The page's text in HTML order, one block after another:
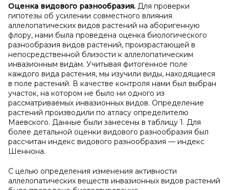
Оценка видового разнообразия. Для проверки
гипотезы об усилении совместного влияния
аллелопатических видов растений на аборигенную
флору, нами была проведена оценка биологического
разнообразия видов растений, произрастающей в
непосредственной близости к аллелопатическим
инвазионным видам. Учитывая фитогенное поле
каждого вида растения, мы изучили виды, находящиеся
в поле растений. В качестве контроля нами был выбран
участок, на котором не было ни одного из
рассматриваемых инвазионных видов. Определение
растений производили по атласу определителю
Маевского. Данные были занесены в таблицу 1. Для
более детальной оценки видового разнообразия был
рассчитан индекс видового разнообразия — индекс
Шеннона.
С целью определения изменения активности
аллелопатических веществ инвазионных видов растений